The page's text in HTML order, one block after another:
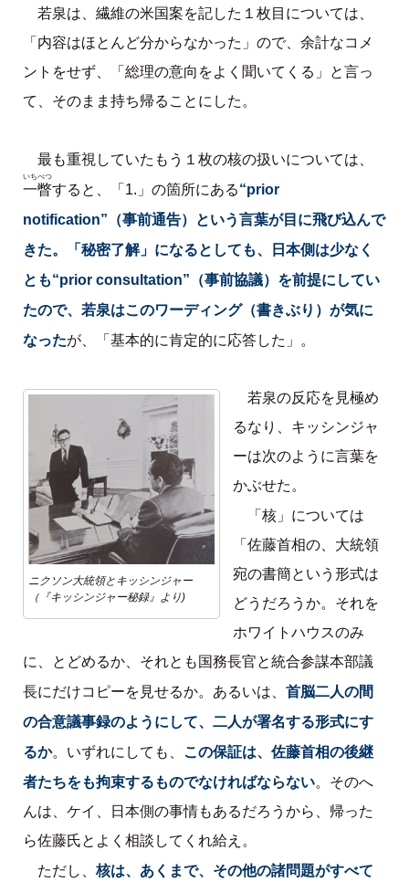
若泉は、繊維の米国案を記した１枚目については、
「内容はほとんど分からなかった」ので、余計なコメ
ントをせず、「総理の意向をよく聞いてくる」と言っ
て、そのまま持ち帰ることにした。
最も重視していたもう１枚の核の扱いについては、
一瞥
いちべつ
すると、「1.」の箇所にある“prior
notification”（事前通告）という言葉が目に飛び込んで
きた。「秘密了解」になるとしても、日本側は少なく
とも“prior consultation”（事前協議）を前提にしてい
たので、若泉はこのワーディング（書きぶり）が気に
なったが、「基本的に肯定的に応答した」。
ニクソン大統領とキッシンジャー
（『キッシンジャー秘録』より)
若泉の反応を見極め
るなり、キッシンジャ
ーは次のように言葉を
かぶせた。
「核」については
「佐藤首相の、大統領
宛の書簡という形式は
どうだろうか。それを
ホワイトハウスのみ
に、とどめるか、それとも国務長官と統合参謀本部議
長にだけコピーを見せるか。あるいは、 首脳二人の間
の合意議事録のようにして、二人が署名する形式にす
るか。いずれにしても、 この保証は、佐藤首相の後継
者たちをも拘束するものでなければならない。そのへ
んは、ケイ、日本側の事情もあるだろうから、帰った
ら佐藤氏とよく相談してくれ給え。
ただし、 核は、あくまで、その他の諸問題がすべて